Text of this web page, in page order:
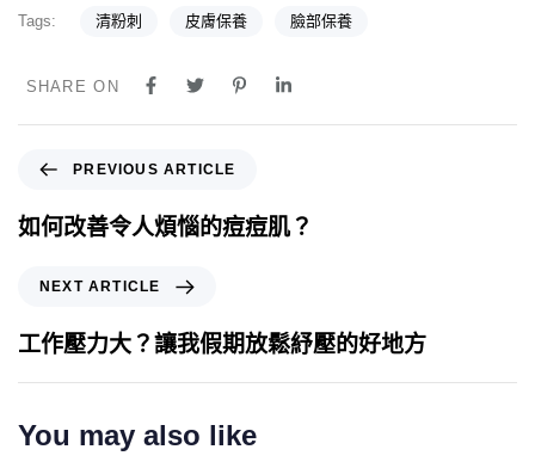
Tags: 清粉刺 皮膚保養 臉部保養
SHARE ON
PREVIOUS ARTICLE
如何改善令人煩惱的痘痘肌？
NEXT ARTICLE
工作壓力大？讓我假期放鬆紓壓的好地方
You may also like